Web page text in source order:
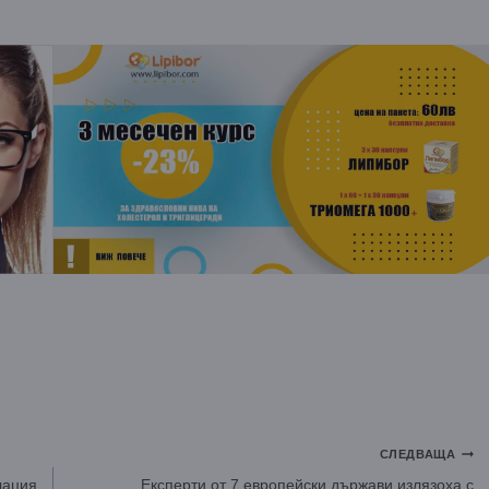
СЛЕДВАЩА
Експерти от 7 европейски държави излязоха с